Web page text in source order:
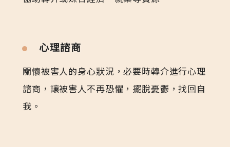
心理諮商
關懷被害人的身心狀況，必要時轉介進行心理
諮商，讓被害人不再恐懼，擺脫憂鬱，找回自
我。